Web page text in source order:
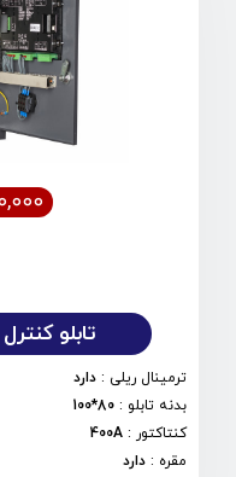
تابلو کنترل 275 کاوا با لوازم هیوندا
ترمینال ریلی : دارد
بدنه تابلو :
80*100
کنتاکتور :
400A
مقره : دارد